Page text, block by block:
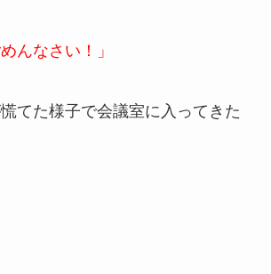
んなさい！」
てた様子で会議室に入ってきた